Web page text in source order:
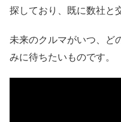
探しており、既に数社と
未来のクルマがいつ、ど
みに待ちたいものです。